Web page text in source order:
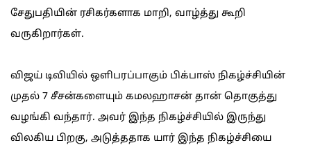
சேதுபதியின் ரசிகர்களாக மாறி, வாழ்த்து கூறி
வருகிறார்கள்.
விஜய் டிவியில் ஒளிபரப்பாகும் பிக்பாஸ் நிகழ்ச்சியின்
முதல் 7 சீசன்களையும் கமலஹாசன் தான் தொகுத்து
வழங்கி வந்தார். அவர் இந்த நிகழ்ச்சியில் இருந்து
விலகிய பிறகு, அடுத்ததாக யார் இந்த நிகழ்ச்சியை